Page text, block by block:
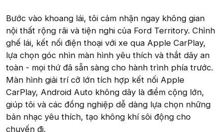
Bước vào khoang lái, tôi cảm nhận ngay không gian
nội thất rộng rãi và tiện nghi của Ford Territory. Chỉnh
ghế lái, kết nối điện thoại với xe qua Apple CarPlay,
lựa chọn góc nhìn màn hình yêu thích và thắt dây an
toàn - mọi thứ đã sẵn sàng cho hành trình phía trước.
Màn hình giải trí cỡ lớn tích hợp kết nối Apple
CarPlay, Android Auto không dây là điểm cộng lớn,
giúp tôi và các đồng nghiệp dễ dàng lựa chọn những
bản nhạc yêu thích, tạo không khí sôi động cho
chuyến đi.